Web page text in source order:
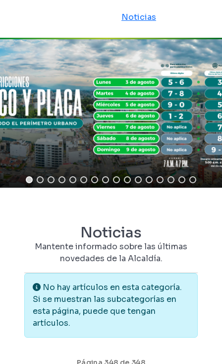
Noticias
Noticias
Mantente informado sobre las últimas
novedades de la Alcaldía.
Información
No hay artículos en esta categoría.
Si se muestran las subcategorías en
esta página, puede que tengan
artículos.